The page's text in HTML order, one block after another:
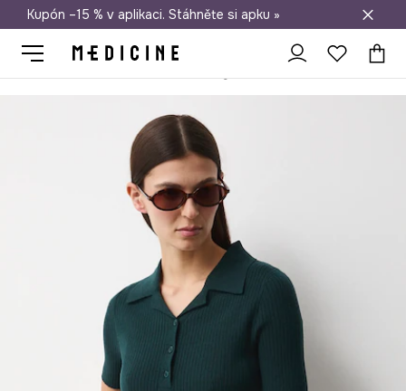
Doprava zdarma při nákupu nad 1 200 Kč
Kupón –15 % v aplikaci. Stáhněte si apku »